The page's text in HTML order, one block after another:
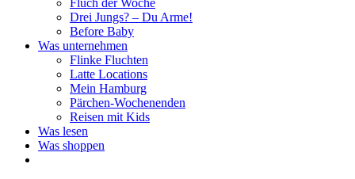
Fluch der Woche
Drei Jungs? – Du Arme!
Before Baby
Was unternehmen
Flinke Fluchten
Latte Locations
Mein Hamburg
Pärchen-Wochenenden
Reisen mit Kids
Was lesen
Was shoppen